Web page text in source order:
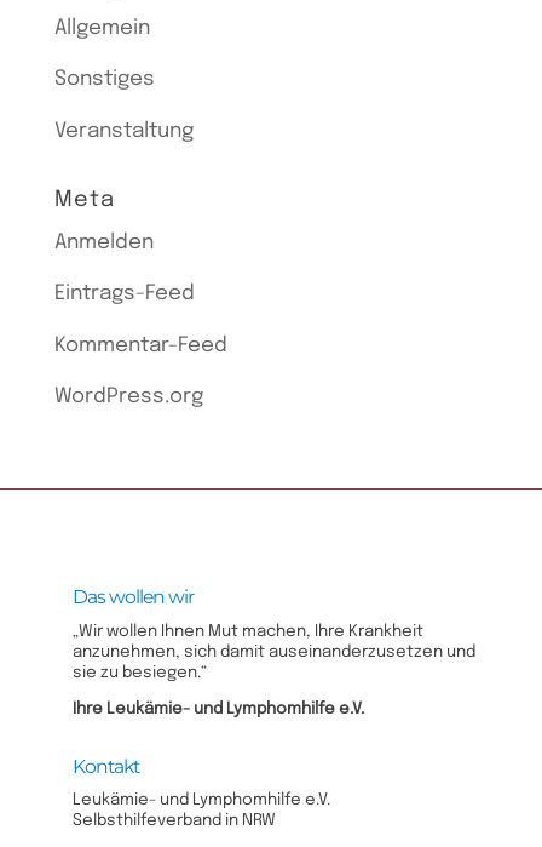
Allgemein
Sonstiges
Veranstaltung
Meta
Anmelden
Eintrags-Feed
Kommentar-Feed
WordPress.org
Das wollen wir
„Wir wollen Ihnen Mut machen, Ihre Krankheit
anzunehmen, sich damit auseinanderzusetzen und
sie zu besiegen.“
Ihre Leukämie- und Lymphomhilfe e.V.​
Kontakt
Leukämie- und Lymphomhilfe e.V.
Selbsthilfeverband in NRW